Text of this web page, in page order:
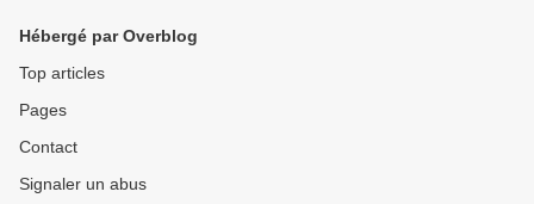
Hébergé par Overblog
Top articles
Pages
Contact
Signaler un abus